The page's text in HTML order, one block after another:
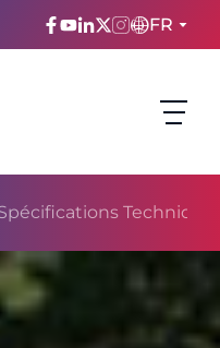
FR
ENGLISH
ESPAñOL
FRANÇAIS
عربي